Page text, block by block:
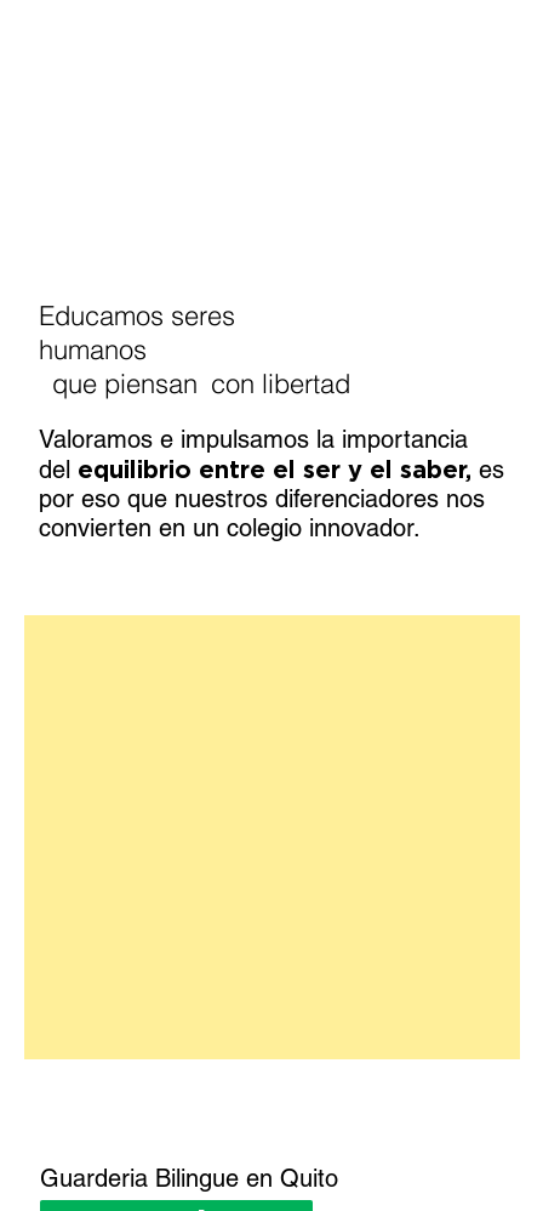
Educamos seres
humanos
que piensan con libertad
Valoramos e impulsamos la importancia
del equilibrio entre el ser y el saber, es
por eso que nuestros diferenciadores nos
convierten en un colegio innovador.
Guarderia Bilingue en Quito